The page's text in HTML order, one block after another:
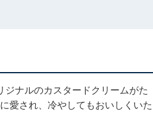
ナルのカスタードクリームがた
愛され、冷やしてもおいしくいた